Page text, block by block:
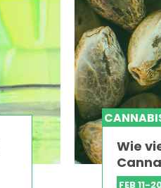
Wie
FEB 11-